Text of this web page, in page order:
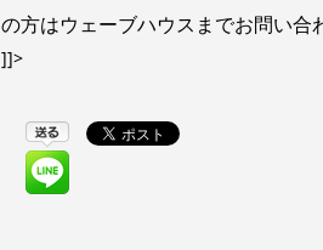
の方はウェーブハウスまでお問い合
]]>